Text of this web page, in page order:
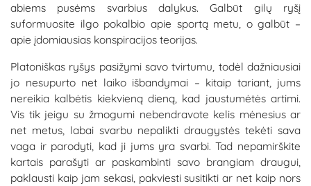
abiems pusėms svarbius dalykus. Galbūt gilų ryšį
suformuosite ilgo pokalbio apie sportą metu, o galbūt –
apie įdomiausias konspiracijos teorijas.
Platoniškas ryšys pasižymi savo tvirtumu, todėl dažniausiai
jo nesupurto net laiko išbandymai – kitaip tariant, jums
nereikia kalbėtis kiekvieną dieną, kad jaustumėtės artimi.
Vis tik jeigu su žmogumi nebendravote kelis mėnesius ar
net metus, labai svarbu nepalikti draugystės tekėti sava
vaga ir parodyti, kad ji jums yra svarbi. Tad nepamirškite
kartais parašyti ar paskambinti savo brangiam draugui,
paklausti kaip jam sekasi, pakviesti susitikti ar net kaip nors